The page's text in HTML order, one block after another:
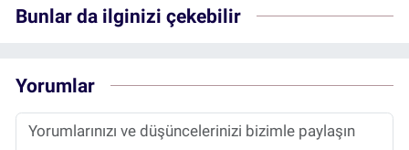
Bunlar da ilginizi çekebilir
Yorumlar